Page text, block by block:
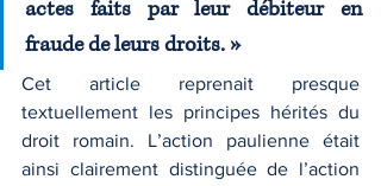
actes faits par leur débiteur en
fraude de leurs droits. »
Cet article reprenait presque
textuellement les principes hérités du
droit romain. L’action paulienne était
ainsi clairement distinguée de l’action